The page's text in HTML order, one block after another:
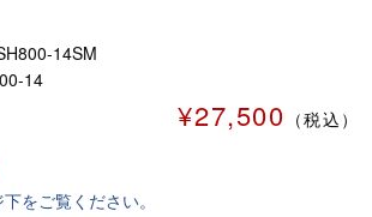
14SM
14
¥27,500 （税込）
をご覧ください。